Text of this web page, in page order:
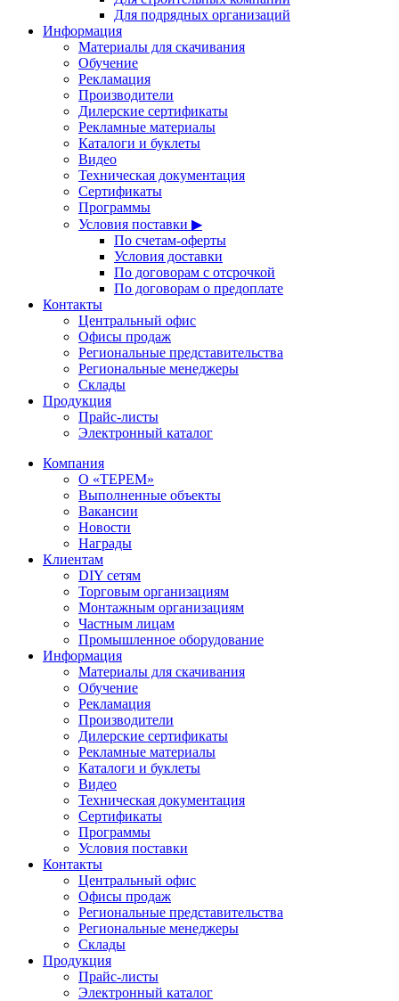
Для подрядных организаций
Информация
Материалы для скачивания
Обучение
Рекламация
Производители
Дилерские сертификаты
Рекламные материалы
Каталоги и буклеты
Видео
Техническая документация
Сертификаты
Программы
Условия поставки ▶
По счетам-оферты
Условия доставки
По договорам с отсрочкой
По договорам о предоплате
Контакты
Центральный офис
Офисы продаж
Региональные представительства
Региональные менеджеры
Склады
Продукция
Прайс-листы
Электронный каталог
Компания
О «ТЕРЕМ»
Выполненные объекты
Вакансии
Новости
Награды
Клиентам
DIY сетям
Торговым организациям
Монтажным организациям
Частным лицам
Промышленное оборудование
Информация
Материалы для скачивания
Обучение
Рекламация
Производители
Дилерские сертификаты
Рекламные материалы
Каталоги и буклеты
Видео
Техническая документация
Сертификаты
Программы
Условия поставки
Контакты
Центральный офис
Офисы продаж
Региональные представительства
Региональные менеджеры
Склады
Продукция
Прайс-листы
Электронный каталог